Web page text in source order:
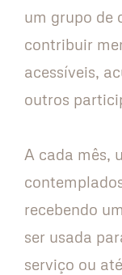
um grupo de
contribuir
acessíveis,
outros
A cada mês,
recebendo
ser usada
serviço ou